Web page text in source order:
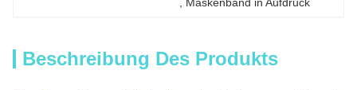
Beschreibung Des Produkts